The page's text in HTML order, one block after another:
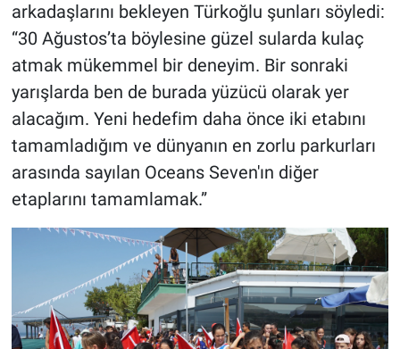
arkadaşlarını bekleyen Türkoğlu şunları söyledi:
“30 Ağustos’ta böylesine güzel sularda kulaç
atmak mükemmel bir deneyim. Bir sonraki
yarışlarda ben de burada yüzücü olarak yer
alacağım. Yeni hedefim daha önce iki etabını
tamamladığım ve dünyanın en zorlu parkurları
arasında sayılan Oceans Seven'ın diğer
etaplarını tamamlamak.”